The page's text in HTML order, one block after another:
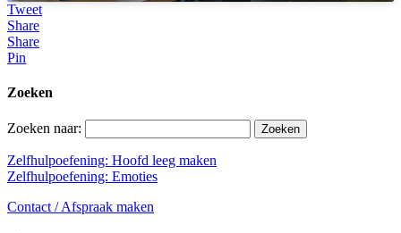
Tweet
Share
Share
Pin
Zoeken
Zoeken naar:
Zelfhulpoefening: Hoofd leeg maken
Zelfhulpoefening: Emoties
Contact / Afspraak maken